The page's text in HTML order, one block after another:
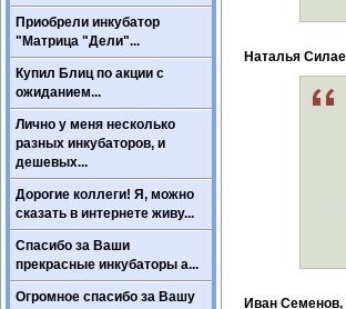
Приобрели инкубатор
"Матрица "Дели"...
Купил Блиц по акции с
ожиданием...
Лично у меня несколько
разных инкубаторов, и
дешевых...
Дорогие коллеги! Я, можно
сказать в интернете живу...
Спасибо за Ваши
прекрасные инкубаторы а...
Огромное спасибо за Вашу
Наталья
Иван Семенов,